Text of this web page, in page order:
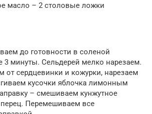
масло – 2 столовые ложки
до готовности в соленой
3 минуты. Сельдерей мелко нарезаем.
от сердцевинки и кожурки, нарезаем
кусочки яблочка лимонным
– смешиваем кунжутное
Перемешиваем все